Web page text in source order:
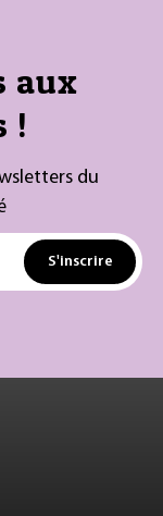
aux
!
du
S'inscrire